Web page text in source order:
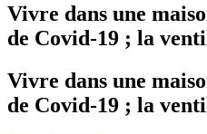
Vivre dans une
de Covid-19 ; la
Vivre dans une
de Covid-19 ; la